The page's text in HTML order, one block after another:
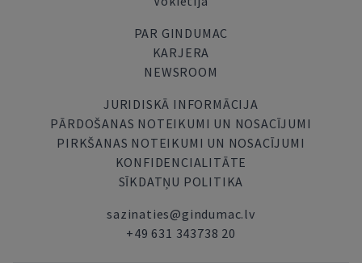
PAR GINDUMAC
KARJERA
NEWSROOM
JURIDISKĀ INFORMĀCIJA
PĀRDOŠANAS NOTEIKUMI UN NOSACĪJUMI
PIRKŠANAS NOTEIKUMI UN NOSACĪJUMI
KONFIDENCIALITĀTE
SĪKDATŅU POLITIKA
sazinaties@gindumac.lv
+49 631 343738 20